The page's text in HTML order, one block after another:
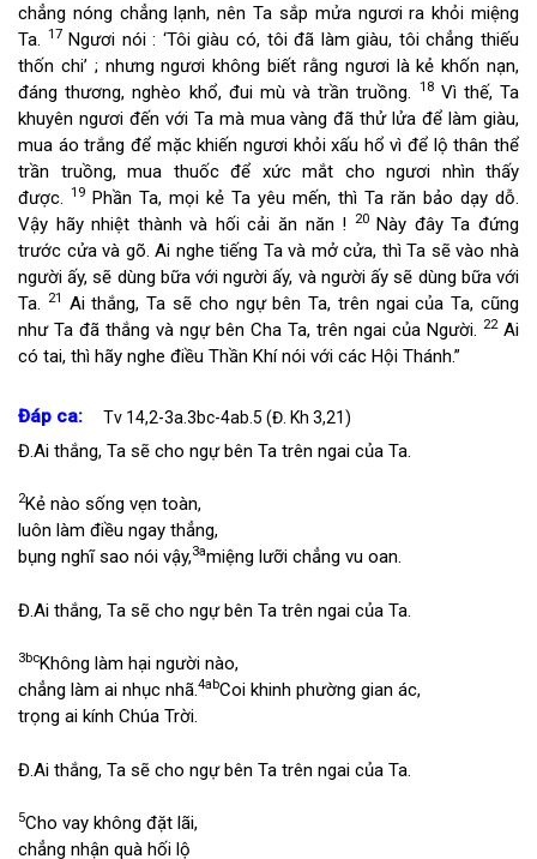
chẳng nóng chẳng lạnh, nên Ta sắp mửa ngươi ra khỏi miệng
Ta. 17Ngươi nói : ‘Tôi giàu có, tôi đã làm giàu, tôi chẳng thiếu
thốn chi’ ; nhưng ngươi không biết rằng ngươi là kẻ khốn nạn,
đáng thương, nghèo khổ, đui mù và trần truồng.
18Vì thế, Ta
khuyên ngươi đến với Ta mà mua vàng đã thử lửa để làm giàu,
mua áo trắng để mặc khiến ngươi khỏi xấu hổ vì để lộ thân thể
trần truồng, mua thuốc để xức mắt cho ngươi nhìn thấy
được. 19 Phần Ta, mọi kẻ Ta yêu mến, thì Ta răn bảo dạy dỗ.
Vậy hãy nhiệt thành và hối cải ăn năn !
20Này đây Ta đứng
trước cửa và gõ. Ai nghe tiếng Ta và mở cửa, thì Ta sẽ vào nhà
người ấy, sẽ dùng bữa với người ấy, và người ấy sẽ dùng bữa với
Ta.
21
Ai thắng, Ta sẽ cho ngự bên Ta, trên ngai của Ta, cũng
như Ta đã thắng và ngự bên Cha Ta, trên ngai của Người. 22Ai
có tai, thì hãy nghe điều Thần Khí nói với các Hội Thánh.”
Đáp ca: Tv 14,2-3a.3bc-4ab.5 (Đ. Kh 3,21)
Đ.Ai thắng, Ta sẽ cho ngự bên Ta trên ngai của Ta.
2Kẻ nào sống vẹn toàn,
luôn làm điều ngay thẳng,
bụng nghĩ sao nói vậy,3amiệng lưỡi chẳng vu oan.
Đ.Ai thắng, Ta sẽ cho ngự bên Ta trên ngai của Ta.
3bcKhông làm hại người nào,
chẳng làm ai nhục nhã.4abCoi khinh phường gian ác,
trọng ai kính Chúa Trời.
Đ.Ai thắng, Ta sẽ cho ngự bên Ta trên ngai của Ta.
5Cho vay không đặt lãi,
chẳng nhận quà hối lộ